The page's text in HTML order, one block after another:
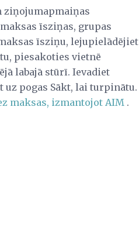
ziņojumapmaiņas
īsziņas, grupas
īsziņu, lejupielādējiet
piesakoties vietnē
labajā stūrī. Ievadiet
pogas Sākt, lai turpinātu.
maksas, izmantojot AIM .